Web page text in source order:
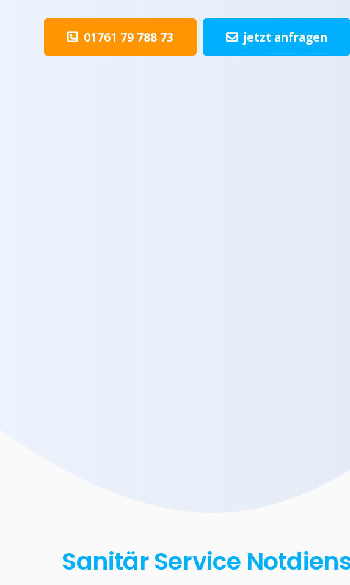
01761 79 788 73 jetzt anfragen
Sanitär Service